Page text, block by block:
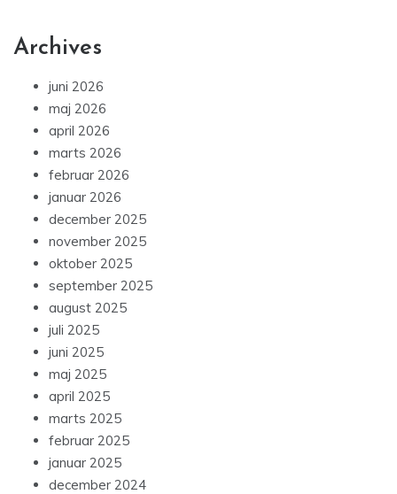
Archives
juni 2026
maj 2026
april 2026
marts 2026
februar 2026
januar 2026
december 2025
november 2025
oktober 2025
september 2025
august 2025
juli 2025
juni 2025
maj 2025
april 2025
marts 2025
februar 2025
januar 2025
december 2024